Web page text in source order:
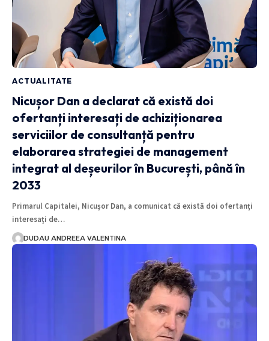
ACTUALITATE
Nicușor Dan a declarat că există doi
ofertanți interesați de achiziționarea
serviciilor de consultanță pentru
elaborarea strategiei de management
integrat al deșeurilor în București, până în
2033
Primarul Capitalei, Nicușor Dan, a comunicat că există doi ofertanți
interesați de…
DUDAU ANDREEA VALENTINA